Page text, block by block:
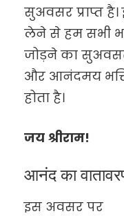
सुअवसर प्राप्त
लेने से हम सभी
जोड़ने का
और आनंदमय
होता है।
जय श्रीराम!
आनंद का
इस अवसर पर